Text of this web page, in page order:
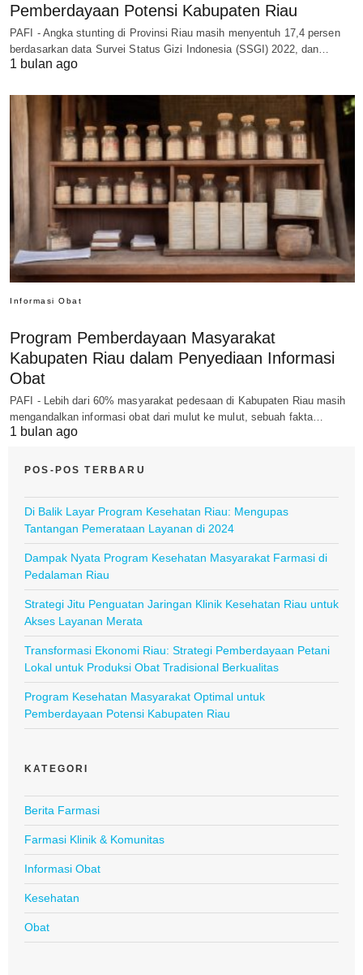
Pemberdayaan Potensi Kabupaten Riau
PAFI - Angka stunting di Provinsi Riau masih menyentuh 17,4 persen
berdasarkan data Survei Status Gizi Indonesia (SSGI) 2022, dan…
1 bulan ago
Informasi Obat
Program Pemberdayaan Masyarakat
Kabupaten Riau dalam Penyediaan Informasi
Obat
PAFI - Lebih dari 60% masyarakat pedesaan di Kabupaten Riau masih
mengandalkan informasi obat dari mulut ke mulut, sebuah fakta…
1 bulan ago
POS-POS TERBARU
Di Balik Layar Program Kesehatan Riau: Mengupas
Tantangan Pemerataan Layanan di 2024
Dampak Nyata Program Kesehatan Masyarakat Farmasi di
Pedalaman Riau
Strategi Jitu Penguatan Jaringan Klinik Kesehatan Riau untuk
Akses Layanan Merata
Transformasi Ekonomi Riau: Strategi Pemberdayaan Petani
Lokal untuk Produksi Obat Tradisional Berkualitas
Program Kesehatan Masyarakat Optimal untuk
Pemberdayaan Potensi Kabupaten Riau
KATEGORI
Berita Farmasi
Farmasi Klinik & Komunitas
Informasi Obat
Kesehatan
Obat